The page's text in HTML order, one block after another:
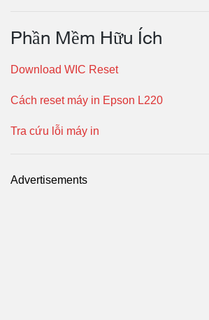
Phần Mềm Hữu Ích
Download WIC Reset
Cách reset máy in Epson L220
Tra cứu lỗi máy in
Advertisements